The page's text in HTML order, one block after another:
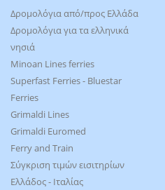
Δρομολόγια από/προς Ελλάδα
Δρομολόγια για τα ελληνικά
νησιά
Minoan Lines ferries
Superfast Ferries - Bluestar
Ferries
Grimaldi Lines
Grimaldi Euromed
Ferry and Train
Σύγκριση τιμών εισιτηρίων
Ελλάδος - Ιταλίας